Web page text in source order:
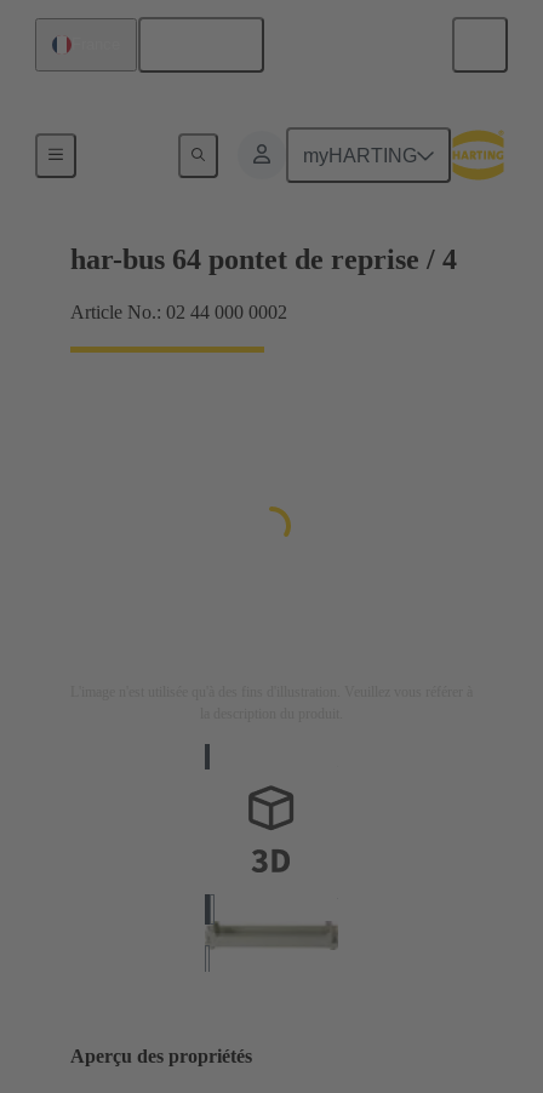
myHARTING
Raccordement carte mère à carte fille
har-bus 64 pontet de reprise / 4
Article No.: 02 44 000 0002
Aperçu des propriétés